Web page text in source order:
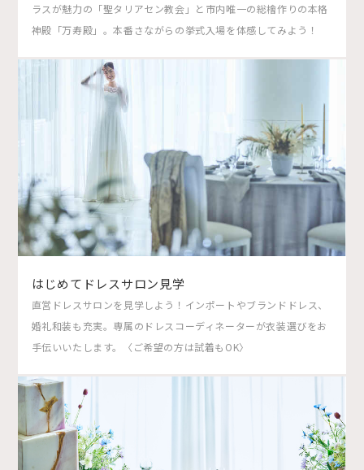
ラスが魅力の「聖タリアセン教会」と市内唯一の総檜作りの本格
神殿「万寿殿」。本番さながらの挙式入場を体感してみよう！
はじめてドレスサロン見学
直営ドレスサロンを見学しよう！インポートやブランドドレス、
婚礼和装も充実。専属のドレスコーディネーターが衣装選びをお
手伝いいたします。〈ご希望の方は試着もOK〉